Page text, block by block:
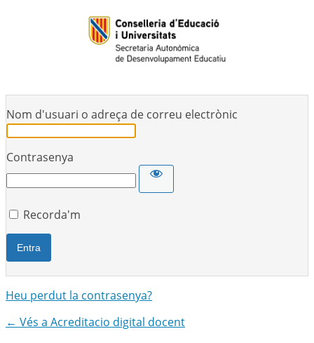
Nom d'usuari o adreça de correu electrònic
Contrasenya
Recorda'm
Heu perdut la contrasenya?
← Vés a Acreditacio digital docent